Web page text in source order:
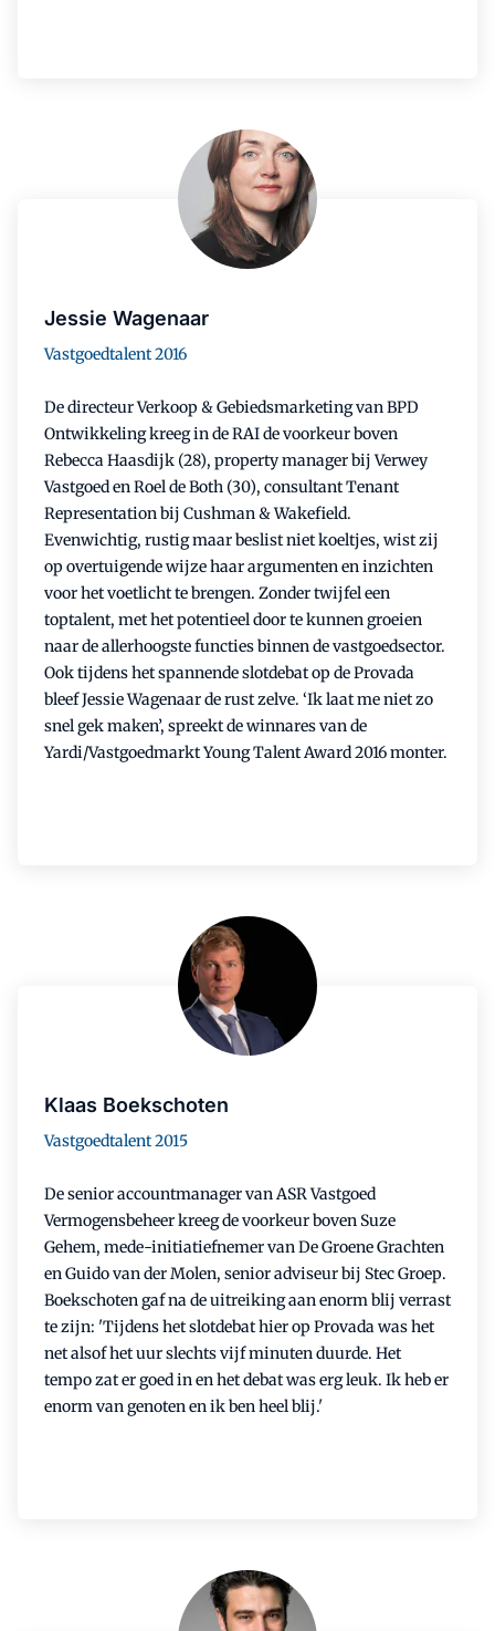
Jessie Wagenaar
Vastgoedtalent 2016
De directeur Verkoop & Gebiedsmarketing van BPD
Ontwikkeling kreeg in de RAI de voorkeur boven
Rebecca Haasdijk (28), property manager bij Verwey
Vastgoed en Roel de Both (30), consultant Tenant
Representation bij Cushman & Wakefield.
Evenwichtig, rustig maar beslist niet koeltjes, wist zij
op overtuigende wijze haar argumenten en inzichten
voor het voetlicht te brengen. Zonder twijfel een
toptalent, met het potentieel door te kunnen groeien
naar de allerhoogste functies binnen de vastgoedsector.
Ook tijdens het spannende slotdebat op de Provada
bleef Jessie Wagenaar de rust zelve. ‘Ik laat me niet zo
snel gek maken’, spreekt de winnares van de
Yardi/Vastgoedmarkt Young Talent Award 2016 monter.
Klaas Boekschoten
Vastgoedtalent 2015
De senior accountmanager van ASR Vastgoed
Vermogensbeheer kreeg de voorkeur boven Suze
Gehem, mede-initiatiefnemer van De Groene Grachten
en Guido van der Molen, senior adviseur bij Stec Groep.
Boekschoten gaf na de uitreiking aan enorm blij verrast
te zijn: 'Tijdens het slotdebat hier op Provada was het
net alsof het uur slechts vijf minuten duurde. Het
tempo zat er goed in en het debat was erg leuk. Ik heb er
enorm van genoten en ik ben heel blij.'